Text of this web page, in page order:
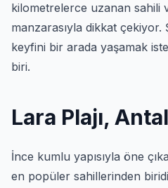
kilometrelerce uzanan sahili
manzarasıyla dikkat çekiyor.
keyfini bir arada yaşamak
biri.
Lara Plajı,
İnce kumlu yapısıyla öne
en popüler sahillerinden